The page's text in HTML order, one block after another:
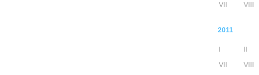
VII
VIII
2011
I II
VII
VIII